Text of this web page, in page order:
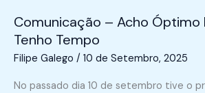
Comunicação – Acho Óptimo
Tenho Tempo
Filipe Galego / 10 de Setembro, 2025
No passado dia 10 de setembro tive o